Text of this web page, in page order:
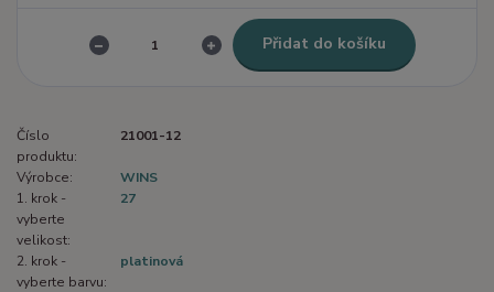
Přidat do košíku
Číslo
produktu:
21001-12
Výrobce:
WINS
1. krok -
vyberte
velikost:
27
2. krok -
vyberte barvu:
platinová